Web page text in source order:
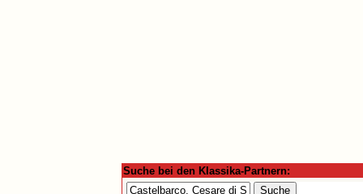
Suche bei den Klassika-Partnern: